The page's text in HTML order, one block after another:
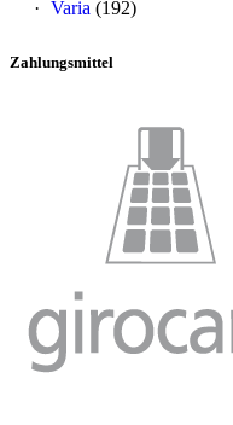
Varia (192)
Zahlungsmittel